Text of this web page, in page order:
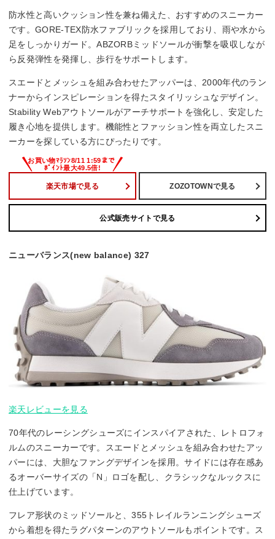
防水性と高いクッション性を兼ね備えた、おすすめのスニーカー
です。GORE-TEX防水ファブリックを採用しており、雨や水から
足をしっかりガード。ABZORBミッドソールが衝撃を吸収しなが
ら反発弾性を発揮し、歩行をサポートします。
スエードとメッシュを組み合わせたアッパーは、2000年代のラン
ナーからインスピレーションを得たスタイリッシュなデザイン。
Stability Webアウトソールがアーチサポートを強化し、安定した
履き心地を提供します。機能性とファッション性を両立したスニ
ーカーを探している方にぴったりです。
楽天市場で見る ZOZOTOWNで見る
公式販売サイトで見る
ニューバランス(new balance) 327
楽天レビューを見る
70年代のレーシングシューズにインスパイアされた、レトロフォ
ルムのスニーカーです。スエードとメッシュを組み合わせたアッ
パーには、大胆なファングデザインを採用。サイドには存在感あ
るオーバーサイズの「N」ロゴを配し、クラシックなルックスに
仕上げています。
フレア形状のミッドソールと、355トレイルランニングシューズ
から着想を得たラグパターンのアウトソールもポイントです。ス